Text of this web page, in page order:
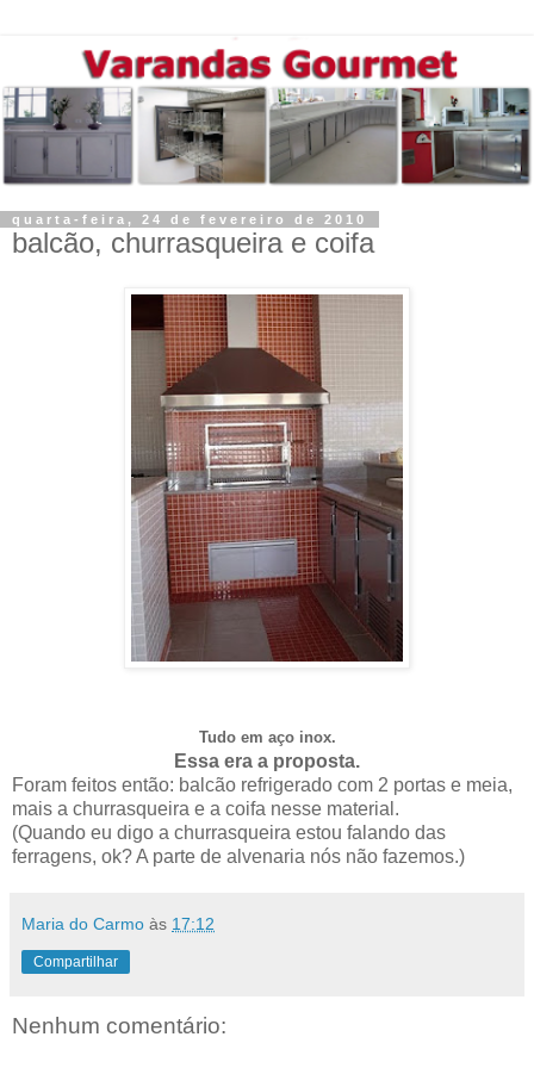
quarta-feira, 24 de fevereiro de 2010
balcão, churrasqueira e coifa
Tudo em aço inox.
Essa era a proposta.
Foram feitos então: balcão refrigerado com 2 portas e meia,
mais a churrasqueira e a coifa nesse material.
(Quando eu digo a churrasqueira estou falando das
ferragens, ok? A parte de alvenaria nós não fazemos.)
Maria do Carmo às 17:12
Compartilhar
Nenhum comentário: